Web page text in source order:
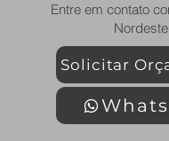
Entre em contato
Solicitar